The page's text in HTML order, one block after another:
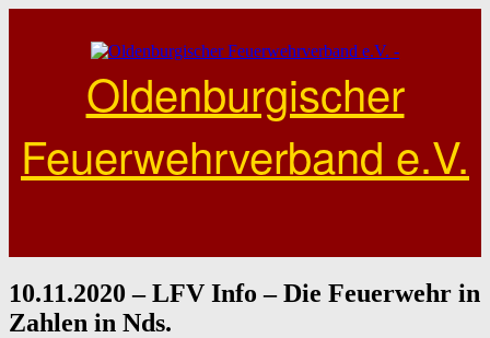
Oldenburgischer
Feuerwehrverband e.V.
10.11.2020 – LFV Info – Die Feuerwehr in
Zahlen in Nds.